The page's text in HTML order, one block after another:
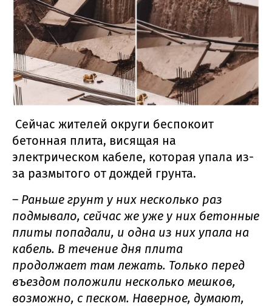
Сейчас жителей округи беспокоит
бетонная плита, висящая на
электрическом кабеле, которая упала из-
за размытого от дождей грунта.
– Раньше грунт у них несколько раз
подмывало, сейчас же уже у них бетонные
плиты попадали, и одна из них упала на
кабель. В течение дня плита
продолжает там лежать. Только перед
въездом положили несколько мешков,
возможно, с песком. Наверное, думают,